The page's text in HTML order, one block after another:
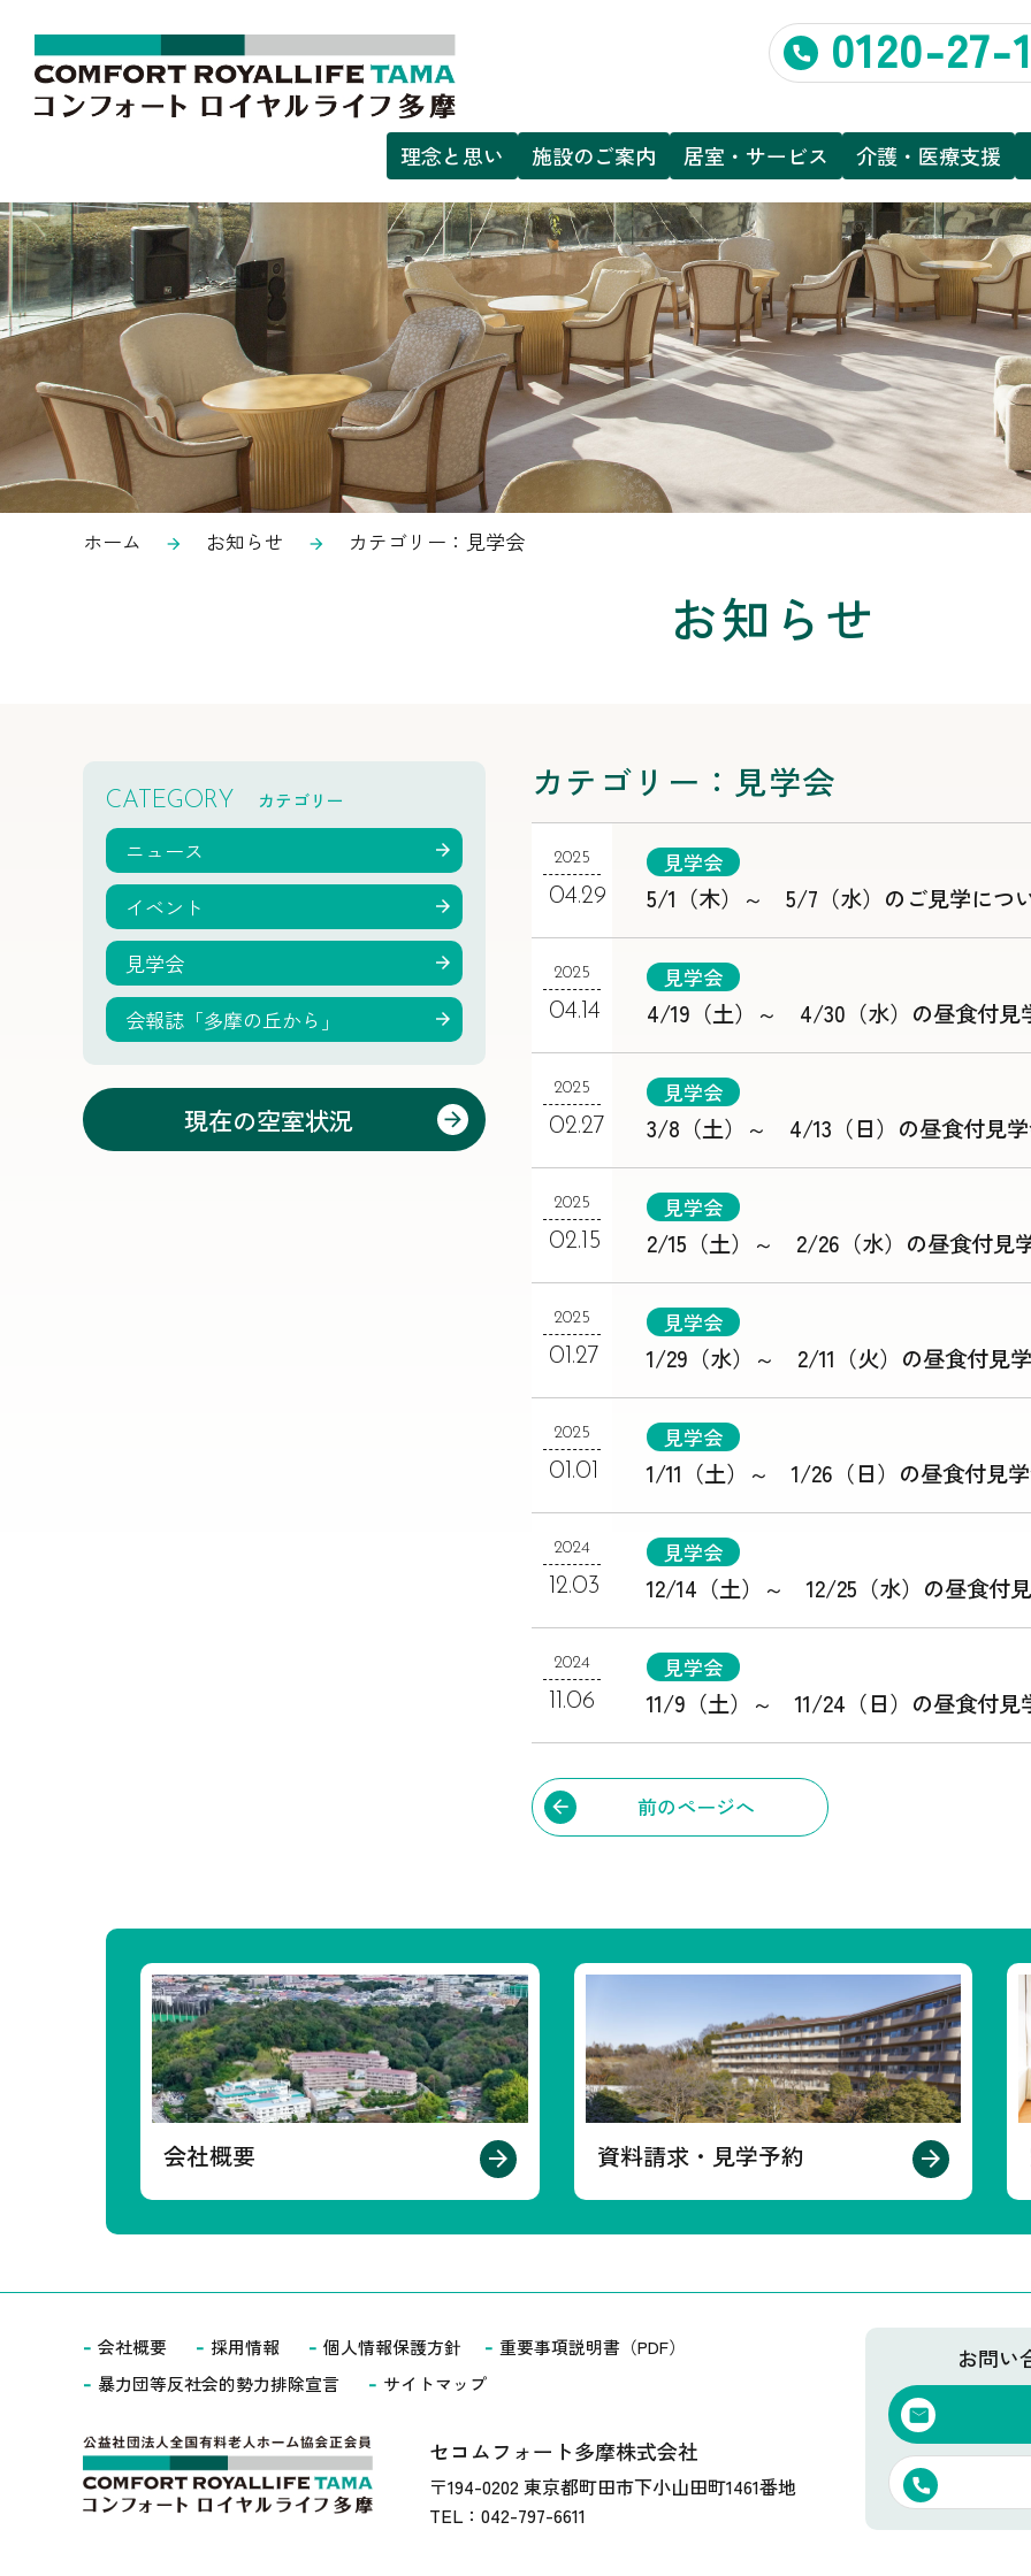
0120-27-
理念と思い 施設のご案内 居室・サービス 介護・医療支援
ホーム arrow_forward お知らせ arrow_forward カテゴリー：見学会
お知らせ
カテゴリー：見学会
2025
04.29
見学会
5/1（木）～ 5/7（水）のご見学につ
2025
04.14
見学会
4/19（土）～ 4/30（水）の昼食付見
2025
02.27
見学会
3/8（土）～ 4/13（日）の昼食付見
2025
02.15
見学会
2/15（土）～ 2/26（水）の昼食付見
2025
01.27
見学会
1/29（水）～ 2/11（火）の昼食付見
2025
01.01
見学会
1/11（土）～ 1/26（日）の昼食付見
2024
12.03
見学会
12/14（土）～ 12/25（水）の昼食付
2024
11.06
見学会
11/9（土）～ 11/24（日）の昼食付見
前のページへ
CATEGORY カテゴリー
ニュース
イベント
見学会
会報誌「多摩の丘から」
現在の空室状況
会社概要 資料請求・見学予約
会社概要 採用情報 個人情報保護方針
重要事項説明書（PDF）
暴力団等反社会的勢力排除宣言
サイトマップ
セコムフォート多摩株式会社
〒194-0202 東京都町田市下小山田町1461番地
TEL：042-797-6611
お問い